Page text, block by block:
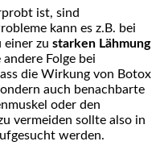
ist, sind
kann es z.B. bei
einer zu starken Lähmung
Folge bei
die Wirkung von Botox
auch benachbarte
oder den
vermeiden sollte also in
werden.